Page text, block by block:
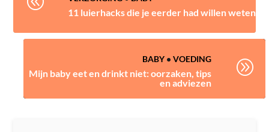
11 luierhacks die je eerder had willen weten
BABY• VOEDING
Mijn baby eet en drinkt niet: oorzaken, tips
en adviezen
A